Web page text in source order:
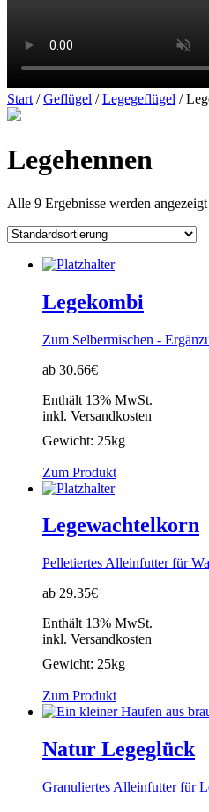
Start /Geflügel /Legegeflügel /
Legehennen
Alle 9 Ergebnisse werden angezeigt
Legekombi
Zum Selbermischen -
ab 30.66€
Enthält 13% MwSt.
inkl. Versandkosten
Gewicht: 25kg
Zum Produkt
Legewachtelkorn
Pelletiertes Alleinfutter für
ab 29.35€
Enthält 13% MwSt.
inkl. Versandkosten
Gewicht: 25kg
Zum Produkt
Natur Legeglück
Granuliertes Alleinfutter für